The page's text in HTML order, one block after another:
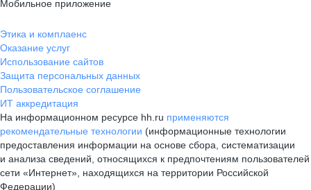
Мобильное приложение
Этика и комплаенс
Оказание услуг
Использование сайтов
Защита персональных данных
Пользовательское соглашение
ИТ аккредитация
На информационном ресурсе hh.ru применяются
рекомендательные технологии (информационные технологии
предоставления информации на основе сбора, систематизации
и анализа сведений, относящихся к предпочтениям пользователей
сети «Интернет», находящихся на территории Российской
Федерации)